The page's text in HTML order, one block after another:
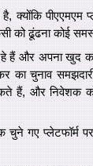
क्योंकि पीएएमएम
को ढूंढना कोई
हैं और अपना खुद
का चुनाव
हैं, और निवेशक
चुने गए प्लेटफॉर्म पर